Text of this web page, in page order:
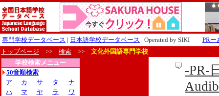
専門学校データベース | 日本語学校データベース | Operated by SIKI PRー
トップページ >> 検索 >> 文化外国語専門学校
学校検索メニュー
50音順検索
ア
カ サ タ
ナ
ハ
マ ヤ ラ ワ
-PR-